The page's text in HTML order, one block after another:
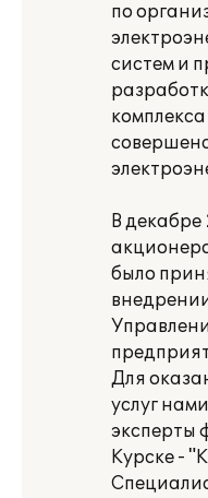
по
систем и
В
было
Для
услуг
эксперты
Курске -